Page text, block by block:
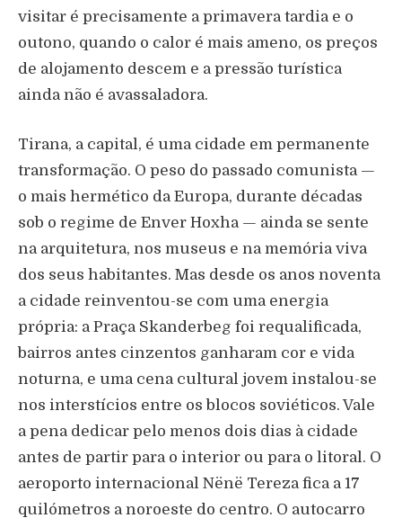
visitar é precisamente a primavera tardia e o
outono, quando o calor é mais ameno, os preços
de alojamento descem e a pressão turística
ainda não é avassaladora.
Tirana, a capital, é uma cidade em permanente
transformação. O peso do passado comunista —
o mais hermético da Europa, durante décadas
sob o regime de Enver Hoxha — ainda se sente
na arquitetura, nos museus e na memória viva
dos seus habitantes. Mas desde os anos noventa
a cidade reinventou-se com uma energia
própria: a Praça Skanderbeg foi requalificada,
bairros antes cinzentos ganharam cor e vida
noturna, e uma cena cultural jovem instalou-se
nos interstícios entre os blocos soviéticos. Vale
a pena dedicar pelo menos dois dias à cidade
antes de partir para o interior ou para o litoral. O
aeroporto internacional Nënë Tereza fica a 17
quilómetros a noroeste do centro. O autocarro